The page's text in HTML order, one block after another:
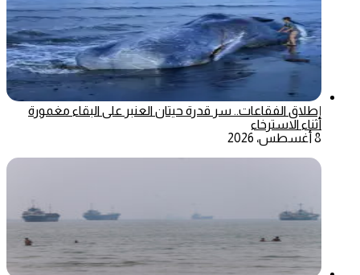
إطلاق الفقاعات.. سر قدرة حيتان العنبر على البقاء مغمورة
أثناء الاسترخاء
8 أغسطس، 2026